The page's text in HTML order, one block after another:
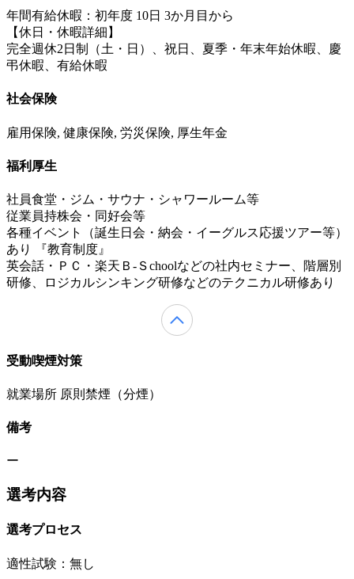
年間有給休暇：初年度 10日 3か月目から
【休日・休暇詳細】
完全週休2日制（土・日）、祝日、夏季・年末年始休暇、慶
弔休暇、有給休暇
社会保険
雇用保険, 健康保険, 労災保険, 厚生年金
福利厚生
社員食堂・ジム・サウナ・シャワールーム等
従業員持株会・同好会等
各種イベント（誕生日会・納会・イーグルス応援ツアー等）
あり 『教育制度』
英会話・ＰＣ・楽天Ｂ-Ｓchoolなどの社内セミナー、階層別
研修、ロジカルシンキング研修などのテクニカル研修あり
受動喫煙対策
就業場所 原則禁煙（分煙）
備考
ー
選考内容
選考プロセス
適性試験： 無し